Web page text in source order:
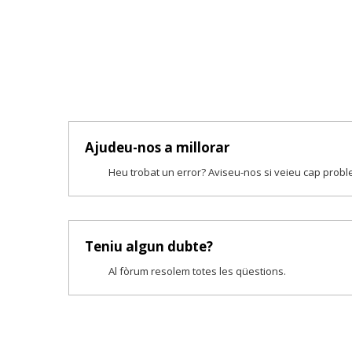
Ajudeu-nos a millorar
Heu trobat un error? Aviseu-nos si veieu cap
Teniu algun dubte?
Al fòrum resolem totes les qüestions.